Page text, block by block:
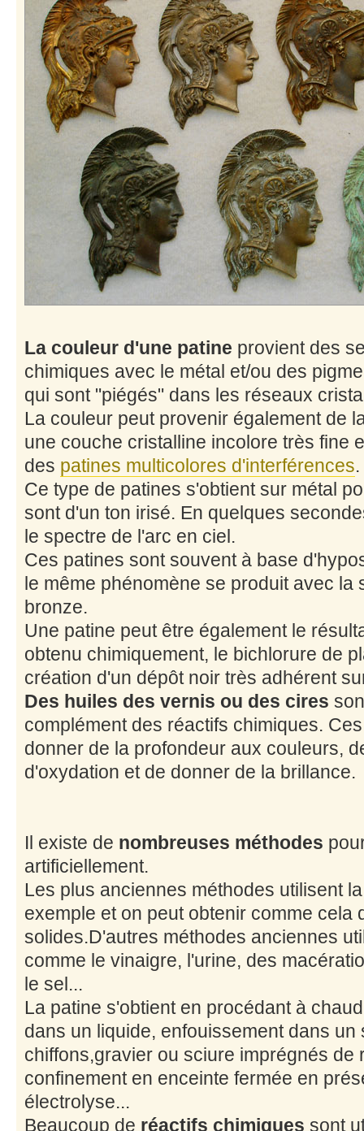
La couleur d'une patine provient des
chimiques avec le métal et/ou des
qui sont "piégés" dans les réseaux
La couleur peut provenir également de
une couche cristalline incolore très fine
des patines multicolores d'interférences.
Ce type de patines s'obtient sur métal
sont d'un ton irisé. En quelques
le spectre de l'arc en ciel.
Ces patines sont souvent à base
le même phénomène se produit avec la
bronze.
Une patine peut être également le
obtenu chimiquement, le bichlorure de
création d'un dépôt noir très adhérent
Des huiles des vernis ou des cires
complément des réactifs chimiques.
donner de la profondeur aux couleurs,
d'oxydation et de donner de la brillance.
Il existe de nombreuses méthodes
artificiellement.
Les plus anciennes méthodes utilisent
exemple et on peut obtenir comme cela
solides.D'autres méthodes anciennes
comme le vinaigre, l'urine, des
le sel...
La patine s'obtient en procédant à
dans un liquide, enfouissement dans un
chiffons,gravier ou sciure imprégnés de
confinement en enceinte fermée en
électrolyse...
Beaucoup de réactifs chimiques sont